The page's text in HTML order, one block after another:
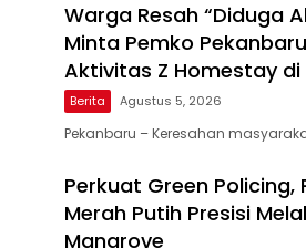
Warga Resah “Diduga
Minta Pemko
Aktivitas Z Homestay
Berita Agustus 5, 2026
Pekanbaru – Keresahan
Perkuat Green Policing,
Merah Putih Presisi
Mangrove